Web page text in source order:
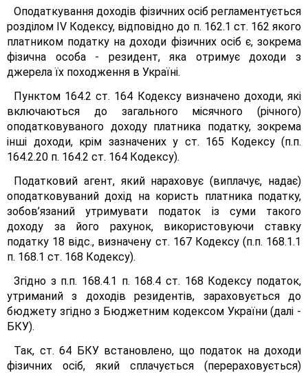
Оподаткування доходів фізичних осіб регламентується
розділом IV Кодексу, відповідно до п. 162.1 ст. 162 якого
платником податку на доходи фізичних осіб є, зокрема
фізична особа - резидент, яка отримує доходи з
джерела їх походження в Україні.
Пунктом 164.2 ст. 164 Кодексу визначено доходи, які
включаються до загального місячного (річного)
оподатковуваного доходу платника податку, зокрема
інші доходи, крім зазначених у ст. 165 Кодексу (п.п.
164.2.20 п. 164.2 ст. 164 Кодексу).
Податковий агент, який нараховує (виплачує, надає)
оподатковуваний дохід на користь платника податку,
зобов’язаний утримувати податок із суми такого
доходу за його рахунок, використовуючи ставку
податку 18 відс., визначену ст. 167 Кодексу (п.п. 168.1.1
п. 168.1 ст. 168 Кодексу).
Згідно з п.п. 168.4.1 п. 168.4 ст. 168 Кодексу податок,
утриманий з доходів резидентів, зараховується до
бюджету згідно з Бюджетним кодексом України (далі -
БКУ).
Так, ст. 64 БКУ встановлено, що податок на доходи
фізичних осіб, який сплачується (перераховується)